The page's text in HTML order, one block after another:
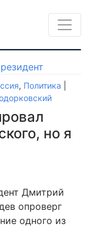
, Политика
но я
Дмитрий
опроверг
одного из